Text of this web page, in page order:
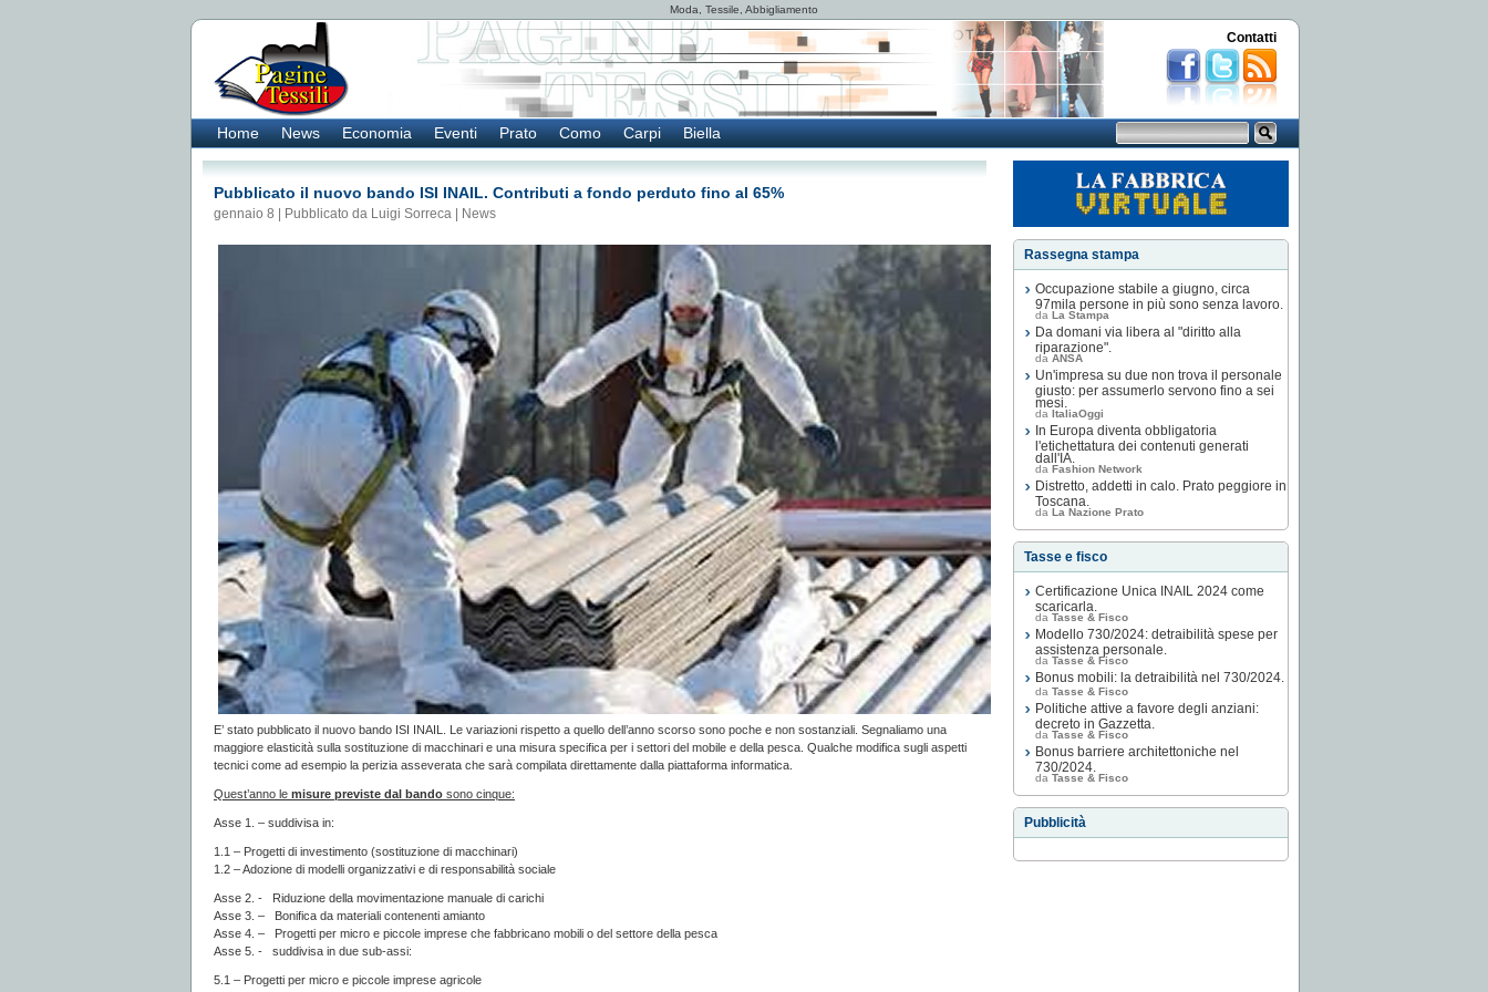
Moda, Tessile, Abbigliamento
Contatti
Home News Economia Eventi Prato Como Carpi Biella
Pubblicato il nuovo bando ISI INAIL. Contributi a fondo perduto fino al 65%
gennaio 8 | Pubblicato da Luigi Sorreca | News
E’ stato pubblicato il nuovo bando ISI INAIL. Le variazioni rispetto a quello dell’anno scorso sono poche e non sostanziali. Segnaliamo una
maggiore elasticità sulla sostituzione di macchinari e una misura specifica per i settori del mobile e della pesca. Qualche modifica sugli aspetti
tecnici come ad esempio la perizia asseverata che sarà compilata direttamente dalla piattaforma informatica.
Quest’anno le misure previste dal bando sono cinque:
Asse 1. – suddivisa in:
1.1 – Progetti di investimento (sostituzione di macchinari)
1.2 – Adozione di modelli organizzativi e di responsabilità sociale
Asse 2. - Riduzione della movimentazione manuale di carichi
Asse 3. – Bonifica da materiali contenenti amianto
Asse 4. – Progetti per micro e piccole imprese che fabbricano mobili o del settore della pesca
Asse 5. - suddivisa in due sub-assi:
5.1 – Progetti per micro e piccole imprese agricole
Rassegna stampa
Occupazione stabile a giugno, circa
97mila persone in più sono senza lavoro.
da La Stampa
Da domani via libera al "diritto alla
riparazione".
da ANSA
Un'impresa su due non trova il personale
giusto: per assumerlo servono fino a sei
mesi.
da ItaliaOggi
In Europa diventa obbligatoria
l'etichettatura dei contenuti generati
dall'IA.
da Fashion Network
Distretto, addetti in calo. Prato peggiore in
Toscana.
da La Nazione Prato
Tasse e fisco
Certificazione Unica INAIL 2024 come
scaricarla.
da Tasse & Fisco
Modello 730/2024: detraibilità spese per
assistenza personale.
da Tasse & Fisco
Bonus mobili: la detraibilità nel 730/2024.
da Tasse & Fisco
Politiche attive a favore degli anziani:
decreto in Gazzetta.
da Tasse & Fisco
Bonus barriere architettoniche nel
730/2024.
da Tasse & Fisco
Pubblicità